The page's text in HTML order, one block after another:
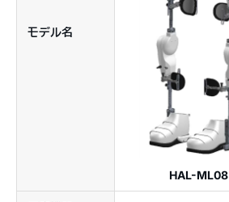
モデル名
HAL-ML08